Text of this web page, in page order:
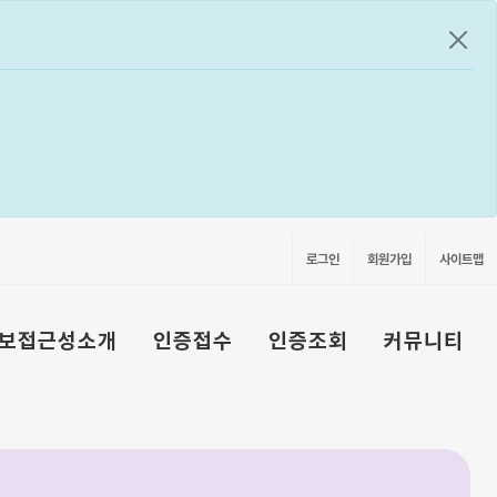
공지
로그인 회원가입 사이트맵
접근성소개 인증접수 인증조회 커뮤니티